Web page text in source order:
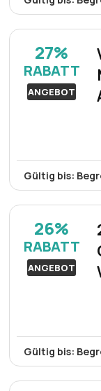
exquisites
27%
RABATT
ANGEBOT
Gültig bis:
Erleben Sie
Strände und
ein
26%
RABATT
ANGEBOT
Gültig bis: